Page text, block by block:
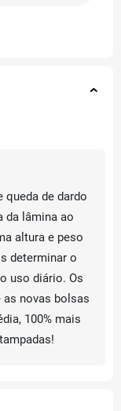
de dardo
da lâmina ao
altura e peso
determinar o
uso diário. Os
novas bolsas
100% mais